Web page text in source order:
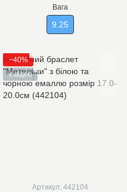
Вага
9.25
−40%
є відео
Артикул: 442104